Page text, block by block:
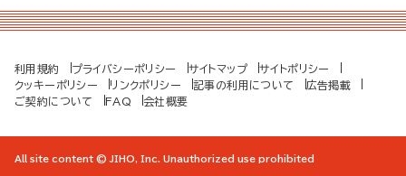
利用規約 プライバシーポリシー サイトマップ
サイトポリシー
クッキーポリシー
リンクポリシー 記事の利用について
広告掲載
ご契約について
FAQ 会社概要
All site content © JIHO, Inc. Unauthorized use prohibited